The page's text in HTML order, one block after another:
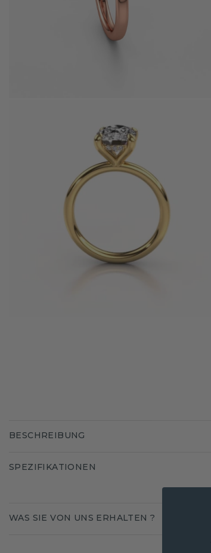
BESCHREIBUNG
SPEZIFIKATIONEN
WAS SIE VON UNS ERHALTEN ?